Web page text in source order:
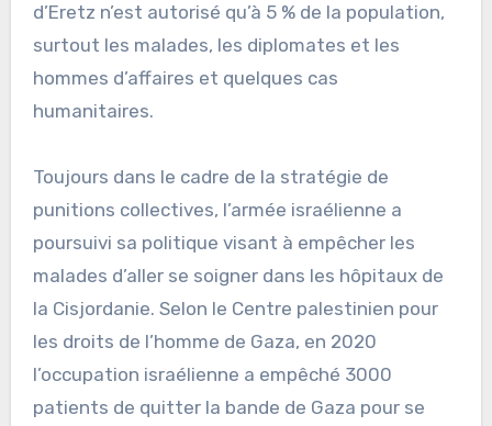
d’Eretz n’est autorisé qu’à 5 % de la population,
surtout les malades, les diplomates et les
hommes d’affaires et quelques cas
humanitaires.
Toujours dans le cadre de la stratégie de
punitions collectives, l’armée israélienne a
poursuivi sa politique visant à empêcher les
malades d’aller se soigner dans les hôpitaux de
la Cisjordanie. Selon le Centre palestinien pour
les droits de l’homme de Gaza, en 2020
l’occupation israélienne a empêché 3000
patients de quitter la bande de Gaza pour se